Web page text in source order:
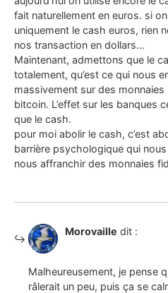
fait naturellement en euros. si
uniquement le cash euros, rien
nos transaction en dollars…
Maintenant, admettons que le
totalement, qu’est ce qui nous
massivement sur des
bitcoin. L’effet sur les banques
que le cash.
pour moi abolir le cash, c’est
barrière psychologique qui
nous affranchir des monnaies
Morovaille dit :
Malheureusement, je pense
râlerait un peu, puis ça se